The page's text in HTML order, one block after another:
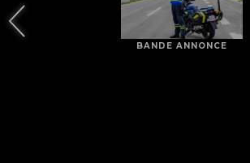
BANDE ANNONCE